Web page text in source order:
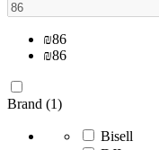
₪86
₪86
Brand (1)
Bisell